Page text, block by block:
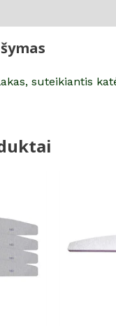
suteikiantis